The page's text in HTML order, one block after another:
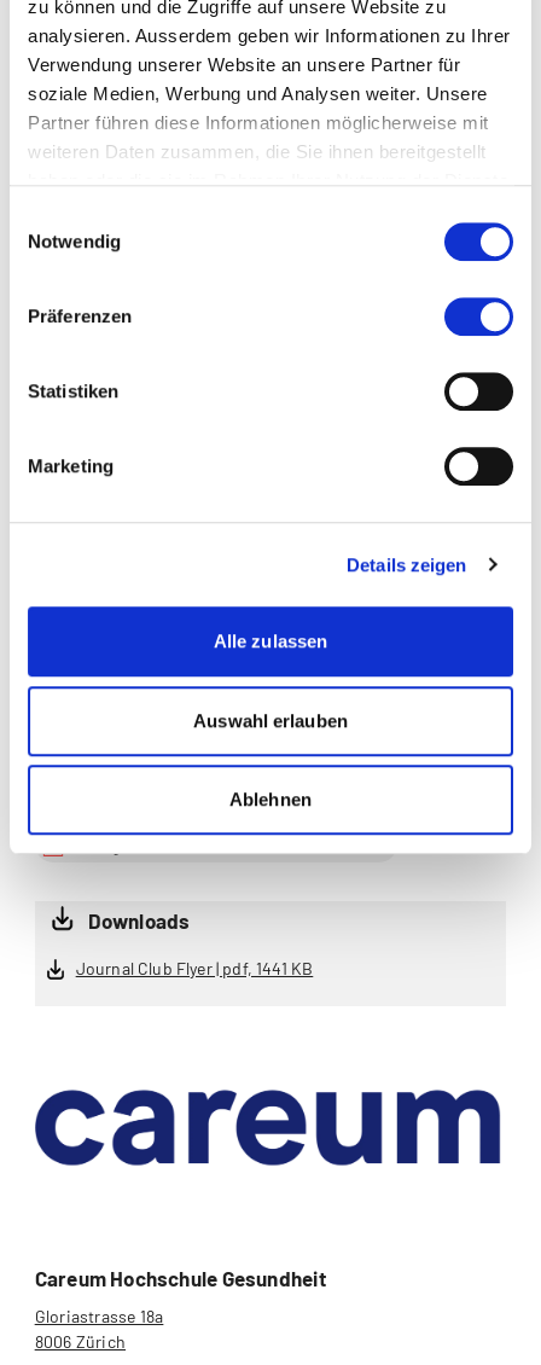
zu können und die Zugriffe auf unsere Website zu
analysieren. Ausserdem geben wir Informationen zu Ihrer
Verwendung unserer Website an unsere Partner für
soziale Medien, Werbung und Analysen weiter. Unsere
Partner führen diese Informationen möglicherweise mit
weiteren Daten zusammen, die Sie ihnen bereitgestellt
Notwendig
Präferenzen
Statistiken
Marketing
Details zeigen
Alle zulassen
Auswahl erlauben
Ablehnen
Mehr erfahren
Allgemeine Informationen zum Journalclub
Themen die der Veranstaltung zugeordnet sind:
Nursing
Downloads
Journal Club Flyer | pdf, 1441 KB
Careum Hochschule Gesundheit
Gloriastrasse 18a
8006 Zürich